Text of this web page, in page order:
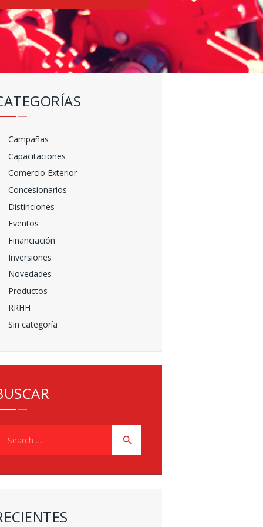
Campañas
Capacitaciones
Comercio Exterior
Concesionarios
Distinciones
Eventos
Financiación
Inversiones
Novedades
Productos
RRHH
Sin categoría